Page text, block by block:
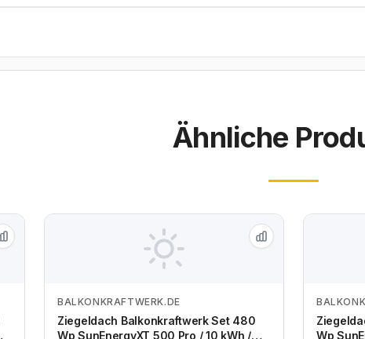
Ähnliche
Zum Angebot
BALKONKRAFTWERK.DE
Ziegeldach Balkonkraftwerk Set 480
Wp SunEnergyXT 500 Pro / 10 kWh /
Wp